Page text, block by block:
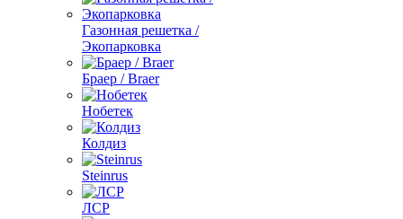
Газонная решетка /
Экопарковка
Браер / Braer
Нобетек
Колдиз
Steinrus
ЛСР